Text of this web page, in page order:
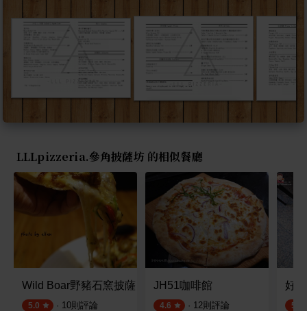
LLLpizzeria.參角披薩坊 的相似餐廳
Wild Boar野豬石窯披薩
5.0 · 10則評論
JH51咖啡館
4.6 · 12則評論
好
5.0